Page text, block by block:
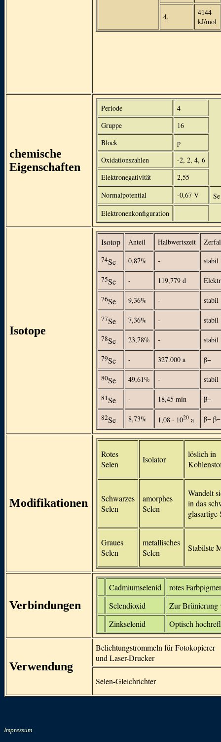
4.
4144
kJ/mol
chemische
Eigenschaften
Periode
4
Gruppe
16
Block
p
Oxidationszahlen
-2, 2, 4, 6
Elektronegativität
2,55
Normalpotential
-0,67 V
Elektronenkonfiguration
Isotope
Isotop Anteil Halbwertszeit
74Se 0,87% - stabil
75Se - 119,779 d
76Se 9,36% - stabil
77Se 7,36% - stabil
78Se 23,78% - stabil
79Se - 327.000 a β−
80Se 49,61% - stabil
81Se - 18,45 min β−
82Se 8,73% 1,08 · 1020 a β− β−
Modifikationen
Rotes
Selen
Isolator
löslich in
Schwarzes
Selen
amorphes
Selen
Wandelt
in das
glasartige
Graues
Selen
metallisches
Selen
Stabilste
Verbindungen
Cadmiumselenid
rotes
Selendioxid
Zur Brünierung
Zinkselenid
Optisch
Verwendung
Belichtungstrommeln für Fotokopierer
und Laser-Drucker
Selen-Gleichrichter
Impressum